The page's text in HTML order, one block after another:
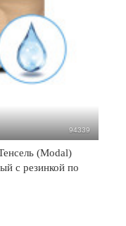
94339
(Modal)
с резинкой по